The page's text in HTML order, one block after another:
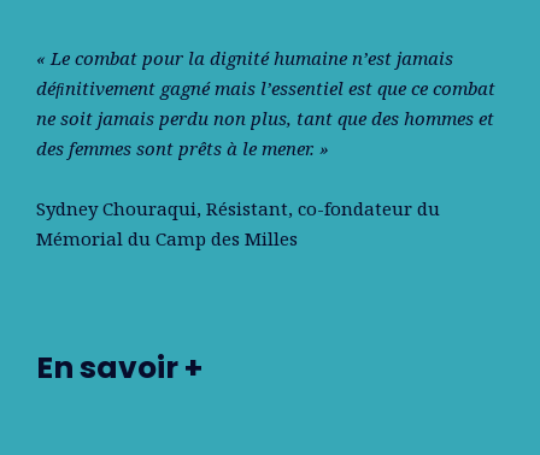
« Le combat pour la dignité humaine n’est jamais
déﬁnitivement gagné mais l’essentiel est que ce combat
ne soit jamais perdu non plus, tant que des hommes et
des femmes sont prêts à le mener. »
Sydney Chouraqui, Résistant, co-fondateur du
Mémorial du Camp des Milles
En savoir +